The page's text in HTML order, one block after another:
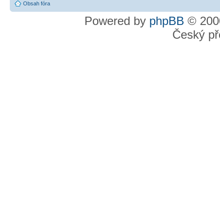
Obsah fóra
Powered by phpBB ©
Český